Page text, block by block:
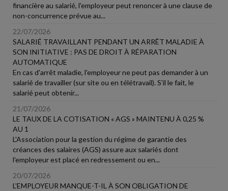
financière au salarié, l'employeur peut renoncer à une clause de
non-concurrence prévue au...
22/07/2026
SALARIÉ TRAVAILLANT PENDANT UN ARRÊT MALADIE À
SON INITIATIVE : PAS DE DROIT À RÉPARATION
AUTOMATIQUE
En cas d'arrêt maladie, l'employeur ne peut pas demander à un
salarié de travailler (sur site ou en télétravail). S'il le fait, le
salarié peut obtenir...
21/07/2026
LE TAUX DE LA COTISATION « AGS » MAINTENU À 0,25 %
AU 1
L'Association pour la gestion du régime de garantie des
créances des salaires (AGS) assure aux salariés dont
l'employeur est placé en redressement ou en...
20/07/2026
L'EMPLOYEUR MANQUE-T-IL À SON OBLIGATION DE